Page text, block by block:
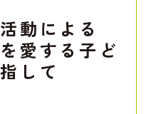
動による
愛する子ど
して